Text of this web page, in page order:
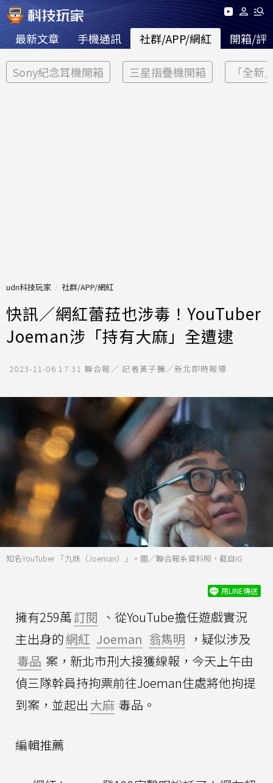
最新文章 手機通訊 社群/APP/網紅 開箱/評
Sony紀念耳機開箱 三星摺疊機開箱 「全新
udn科技玩家 社群/APP/網紅
快訊／網紅蕾菈也涉毒！YouTuber
Joeman涉「持有大麻」全遭逮
2023-11-06 17:31 聯合報／ 記者黃子騰／新北即時報導
知名YouTuber 「九妹（Joeman）」。圖／聯合報系資料照，截自IG
用LINE傳送
擁有259萬訂閱 、從YouTube擔任遊戲實況
主出身的網紅 Joeman 翁雋明 ，疑似涉及
毒品 案，新北市刑大接獲線報，今天上午由
偵三隊幹員持拘票前往Joeman住處將他拘提
到案，並起出 大麻 毒品。
編輯推薦